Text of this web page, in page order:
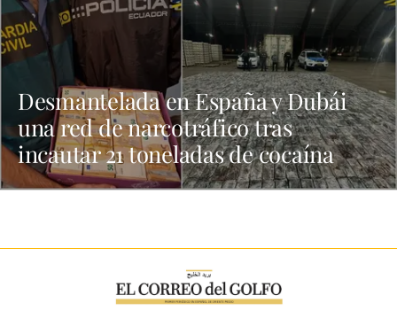
Desmantelada en España y Dubái
una red de narcotráfico tras
incautar 21 toneladas de cocaína